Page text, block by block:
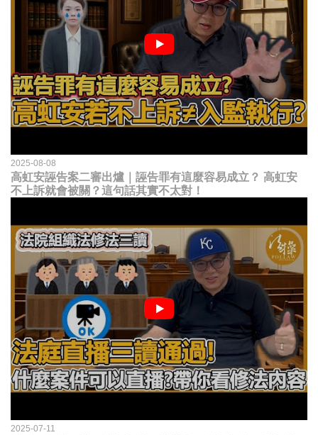
2025-08-08
高虹安誣告案二審出爐｜誣告罪有這麼容易成立？ 高虹安
不上訴就會被關？這句話其實不太對！
2025-07-11